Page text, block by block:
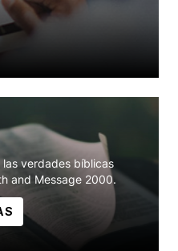
verdades bíblicas
and Message 2000.